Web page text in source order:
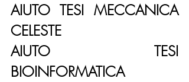
AIUTO TESI MECCANICA
CELESTE
AIUTO TESI
BIOINFORMATICA